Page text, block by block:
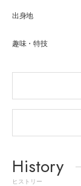
出身地
趣味・特技
History
ヒストリー